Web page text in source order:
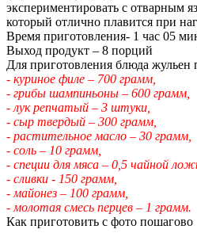
экспериментировать с отварным
который отлично плавится при
Время приготовления- 1 час 05
Выход продукт – 8 порций
Для приготовления блюда
- куриное филе – 700 грамм,
- грибы шампиньоны – 600 грамм,
- лук репчатый – 3 штуки,
- сыр твердый – 300 грамм,
- растительное масло – 30 грамм,
- соль – 10 грамм,
- специи для мяса – 0,5 чайной
- сливки - 150 грамм,
- майонез – 100 грамм,
- молотая смесь перцев – 1 грамм.
Как приготовить с фото пошагово